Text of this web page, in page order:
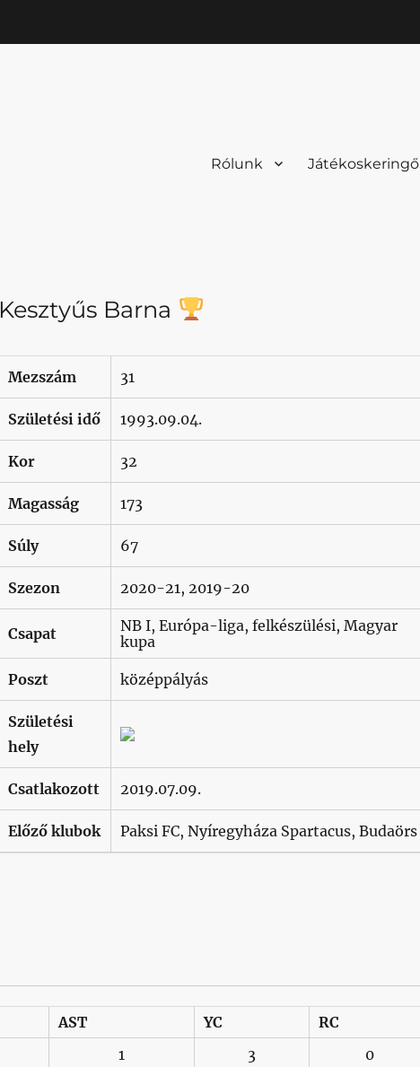
Rólunk Játékoskeringő
Kesztyűs Barna
Mezszám 31
Születési idő 1993.09.04.
Kor 32
Magasság 173
Súly 67
Szezon 2020-21, 2019-20
Csapat
NB I, Európa-liga, felkészülési, Magyar
kupa
Poszt középpályás
Születési
hely
Csatlakozott 2019.07.09.
Előző klubok Paksi FC, Nyíregyháza Spartacus, Budaörs
AST YC
RC
1 3 0